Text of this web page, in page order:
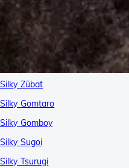
Silky Zübat
Silky Gomtaro
Silky Gomboy
Silky Sugoi
Silky Tsurugi